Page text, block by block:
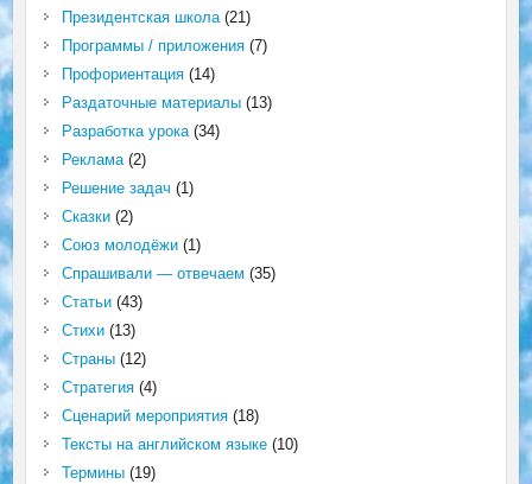
Президентская школа(21)
Программы / приложения(7)
Профориентация(14)
Раздаточные материалы(13)
Разработка урока(34)
Реклама(2)
Решение задач (1)
Сказки(2)
Союз молодёжи(1)
Спрашивали — отвечаем (35)
Статьи(43)
Стихи(13)
Страны(12)
Стратегия(4)
Сценарий мероприятия(18)
Тексты на английском языке(10)
Термины(19)